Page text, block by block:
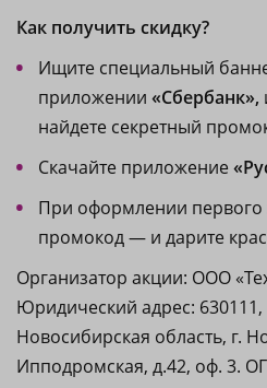
Как получить скидку?
Ищите специальный
приложении «Сбербанк»,
найдете секретный
Скачайте приложение
При оформлении первого
промокод — и дарите
Организатор акции: ООО
Юридический адрес:
Новосибирская область, г.
Ипподромская, д.42, оф. 3.